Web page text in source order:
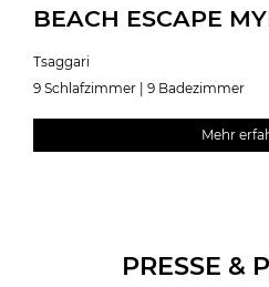
BEACH ESCAPE
Tsaggari
9 Schlafzimmer | 9 Badezimmer
Mehr
PRESSE &